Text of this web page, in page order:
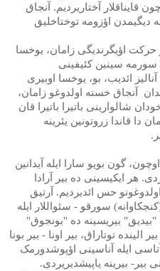
قایناقلار آختاریردیم. آنجاق
دیگیمدن اؤزومه توختاخلیق
حرکت اؤیگرندیگی زامان، یوخسا
سورمه سینین کئیفینی
ائدیب، بو، یوخسا اوبیری
آنجاق خسته اولدوغو زامان،
شالوارینی باتیرا باتیرا قان
دا قاندا زروتونین یئرینه
گون بویو سارا ایله آیدانین
هر ایکیسینی ده بیر آرادا
اولدوغونو حس ائدیردیم. آرتیق
سورقو - سئواللار ایله
"بیدیق" بیریسینه ده "بونجوق"
توتاراق، بیر اونا - بیر بونا
ایله آناسینی اؤپوشدورمک
بیر- بیرینه یاپیشدیریردی.